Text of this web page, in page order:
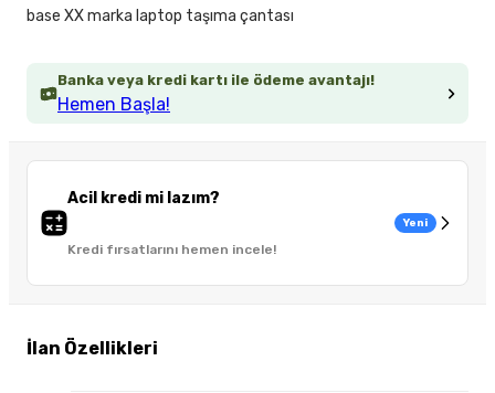
Banka veya kredi kartı ile ödeme avantajı!
Hemen Başla!
Acil kredi mi lazım?
Kredi fırsatlarını hemen incele!
Yeni
İlan Özellikleri
base XX marka laptop taşıma çantası